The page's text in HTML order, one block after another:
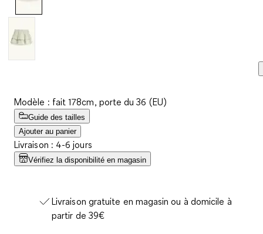
Modèle : fait 178cm, porte du 36 (EU)
Guide des tailles
Ajouter au panier
Livraison : 4-6 jours
Vérifiez la disponibilité en magasin
Livraison gratuite en magasin ou à domicile à
partir de 39€